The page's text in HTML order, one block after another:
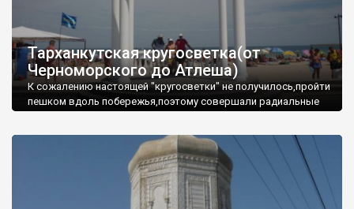
Тарханкутская кругосветка(от
Черноморского до Атлеша)
К сожалению настоящей "кругосветки" не получилось,пройти
пешком вдоль побережья,поэтому совершали радиальные